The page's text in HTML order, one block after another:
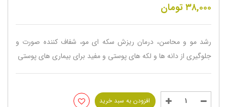
۳۸,۰۰۰تومان
رشد مو و محاسن، درمان ریزش سکه ای مو، شفاف کننده صورت و
جلوگیری از دانه ها و لکه های پوستی و مفید برای بیماری های پوستی
افزودن به سبد خرید